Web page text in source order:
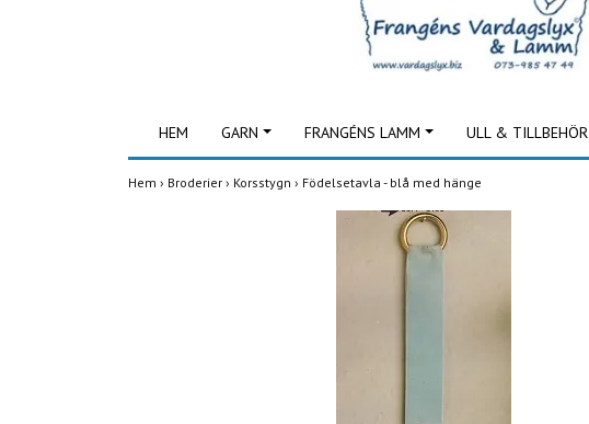
HEM GARN FRANGÉNS LAMM ULL & TILLBEHÖR
Hem › Broderier › Korsstygn › Födelsetavla - blå med hänge